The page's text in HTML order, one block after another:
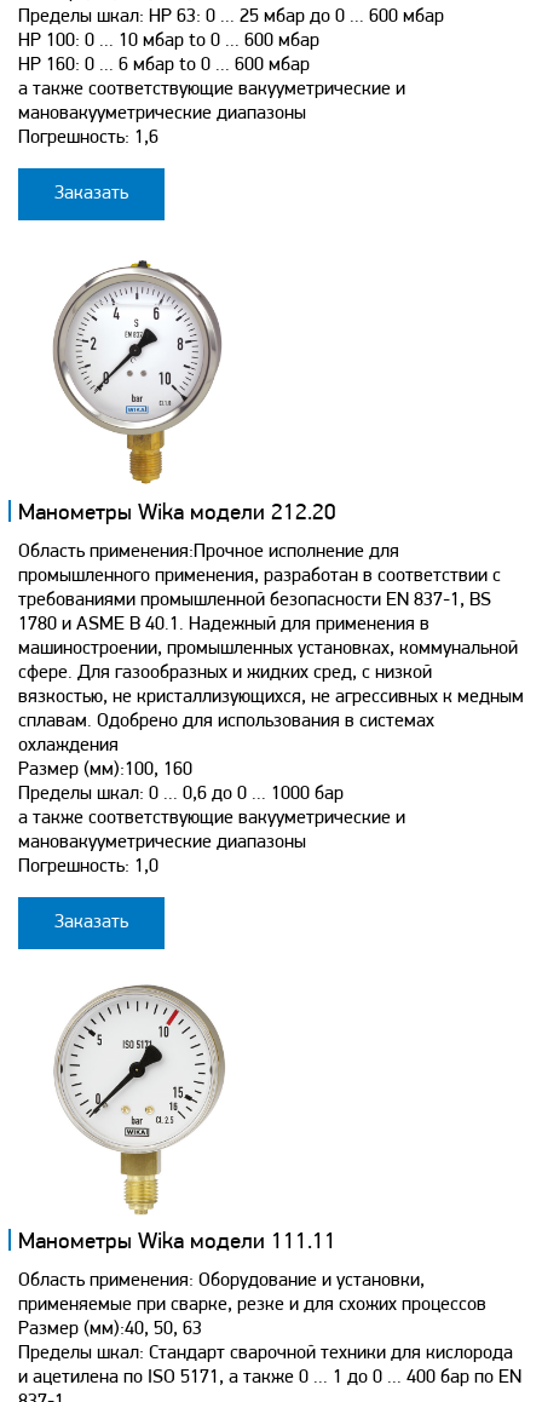
Пределы шкал: НР 63: 0 ... 25 мбар до 0 ... 600 мбар
НР 100: 0 ... 10 мбар to 0 ... 600 мбар
НР 160: 0 ... 6 мбар to 0 ... 600 мбар
а также соответствующие вакууметрические и
мановакууметрические диапазоны
Погрешность: 1,6
Заказать
Манометры Wika модели 212.20
Область применения:Прочное исполнение для
промышленного применения, разработан в соответствии с
требованиями промышленной безопасности EN 837-1, BS
1780 и ASME B 40.1. Надежный для применения в
машиностроении, промышленных установках, коммунальной
сфере. Для газообразных и жидких сред, с низкой
вязкостью, не кристаллизующихся, не агрессивных к медным
сплавам. Одобрено для использования в системах
охлаждения
Размер (мм):100, 160
Пределы шкал: 0 ... 0,6 до 0 ... 1000 бар
а также соответствующие вакууметрические и
мановакууметрические диапазоны
Погрешность: 1,0
Заказать
Манометры Wika модели 111.11
Область применения: Оборудование и установки,
применяемые при сварке, резке и для схожих процессов
Размер (мм):40, 50, 63
Пределы шкал: Стандарт сварочной техники для кислорода
и ацетилена по ISO 5171, а также 0 ... 1 до 0 ... 400 бар по EN